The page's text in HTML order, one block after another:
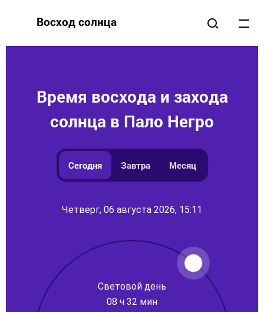
Восход солнца
Время восхода и захода
солнца в Пало Негро
Сегодня Завтра Месяц
Четверг, 06 августа 2026, 15:11
Световой день
08 ч 32 мин